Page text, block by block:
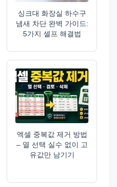
싱크대 화장실 하수구
냄새 차단 완벽 가이드:
5가지 셀프 해결법
엑셀 중복값 제거 방법
– 열 선택 실수 없이 고
유값만 남기기